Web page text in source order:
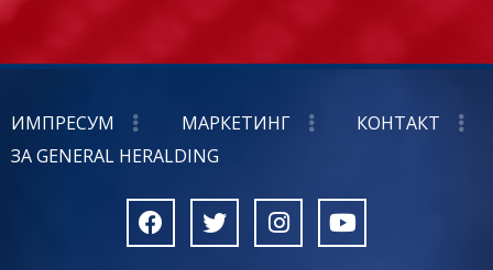
ИМПРЕСУМ МАРКЕТИНГ
КОНТАКТ
ЗА GENERAL HERALDING